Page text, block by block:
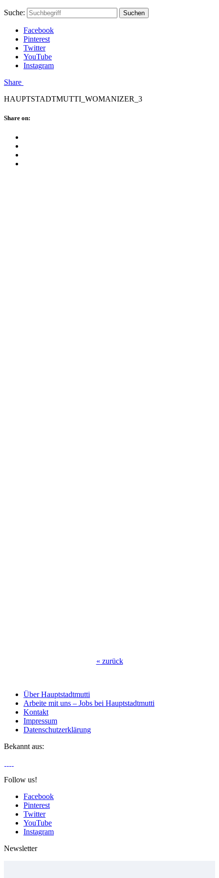
Skip
content
Hauptstadtmutti
Schließen
Search
Schließen
Suche: Suchen
Facebook
Pinterest
Twitter
YouTube
Instagram
Menü
Share
HAUPTSTADTMUTTI_WOMANIZER_3
Schließen
Share on:
« zurück
Über Hauptstadtmutti
Arbeite mit uns – Jobs bei Hauptstadtmutti
Kontakt
Impressum
Datenschutzerklärung
Bekannt aus:
Follow us!
Facebook
Pinterest
Twitter
YouTube
Instagram
Newsletter